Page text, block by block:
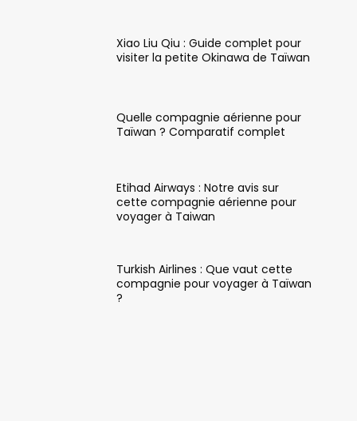
Xiao Liu Qiu : Guide complet pour
visiter la petite Okinawa de Taïwan
Quelle compagnie aérienne pour
Taïwan ? Comparatif complet
Etihad Airways : Notre avis sur
cette compagnie aérienne pour
voyager à Taiwan
Turkish Airlines : Que vaut cette
compagnie pour voyager à Taïwan
?